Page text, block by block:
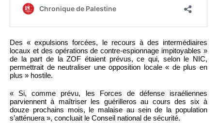
Des « expulsions forcées, le recours à des intermédiaires
locaux et des opérations de contre-espionnage impitoyables »
de la part de la ZOF étaient prévus, ce qui, selon le NIC,
permettrait de neutraliser une opposition locale « de plus en
plus » hostile.
« Si, comme prévu, les Forces de défense israéliennes
parviennent à maîtriser les guérilleros au cours des six à
douze prochains mois, le malaise au sein de la population
s’atténuera », concluait le Conseil national de sécurité.